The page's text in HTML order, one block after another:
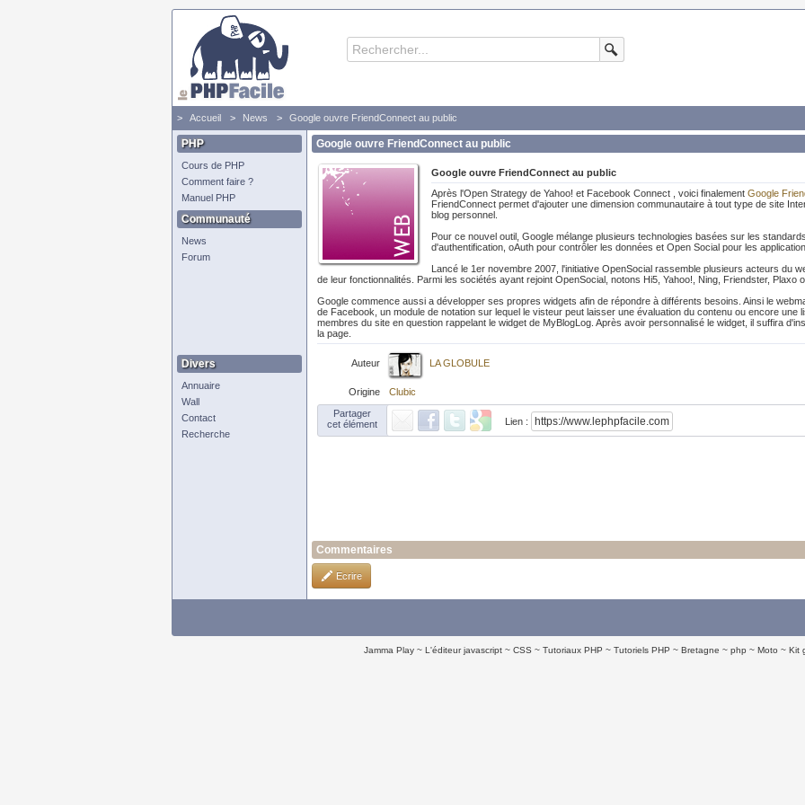
Accueil News Google ouvre FriendConnect au public
PHP
Cours de PHP
Comment faire ?
Manuel PHP
Communauté
News
Forum
Divers
Annuaire
Wall
Contact
Recherche
Google ouvre FriendConnect au public
Google ouvre FriendConnect au public
Après l'Open Strategy de Yahoo! et Facebook Connect , voici finalement Google
FriendConnect permet d'ajouter une dimension communautaire à tout type de site
blog personnel.
Pour ce nouvel outil, Google mélange plusieurs technologies basées sur les
d'authentification, oAuth pour contrôler les données et Open Social pour les
Lancé le 1er novembre 2007, l'initiative OpenSocial rassemble plusieurs acteurs du
de leur fonctionnalités. Parmi les sociétés ayant rejoint OpenSocial, notons Hi5, Yahoo!, Ning, Friendster, Plaxo
Google commence aussi a développer ses propres widgets afin de répondre à différents besoins. Ainsi le
de Facebook, un module de notation sur lequel le visteur peut laisser une évaluation du contenu ou encore
membres du site en question rappelant le widget de MyBlogLog. Après avoir personnalisé le widget, il suffira
la page.
Auteur LA GLOBULE
Origine
Clubic
Partager
cet élément
Lien :
Commentaires
Ecrire
Jamma Play L'éditeur javascript CSS Tutoriaux PHP Tutoriels PHP Bretagne php Moto Kit